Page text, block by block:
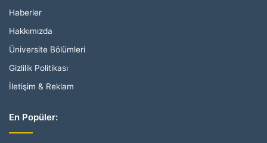
Haberler
Hakkımızda
Üniversite Bölümleri
Gizlilik Politikası
İletişim & Reklam
En Popüler: